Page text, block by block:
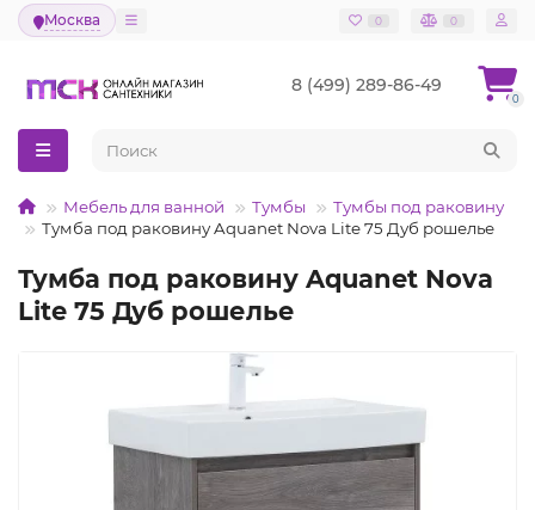
Москва 0 0
8 (499) 289-86-49
0
Мебель для ванной Тумбы
Тумбы под раковину
Тумба под раковину Aquanet Nova Lite 75 Дуб рошелье
Тумба под раковину Aquanet Nova
Lite 75 Дуб рошелье